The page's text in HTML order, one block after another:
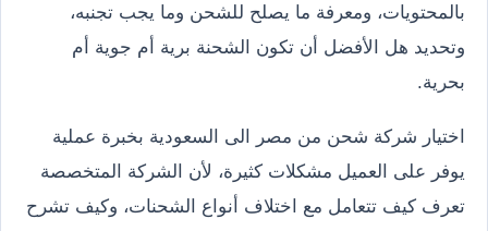
بالمحتويات، ومعرفة ما يصلح للشحن وما يجب تجنبه،
وتحديد هل الأفضل أن تكون الشحنة برية أم جوية أم
بحرية.
اختيار شركة شحن من مصر الى السعودية بخبرة عملية
يوفر على العميل مشكلات كثيرة، لأن الشركة المتخصصة
تعرف كيف تتعامل مع اختلاف أنواع الشحنات، وكيف تشرح